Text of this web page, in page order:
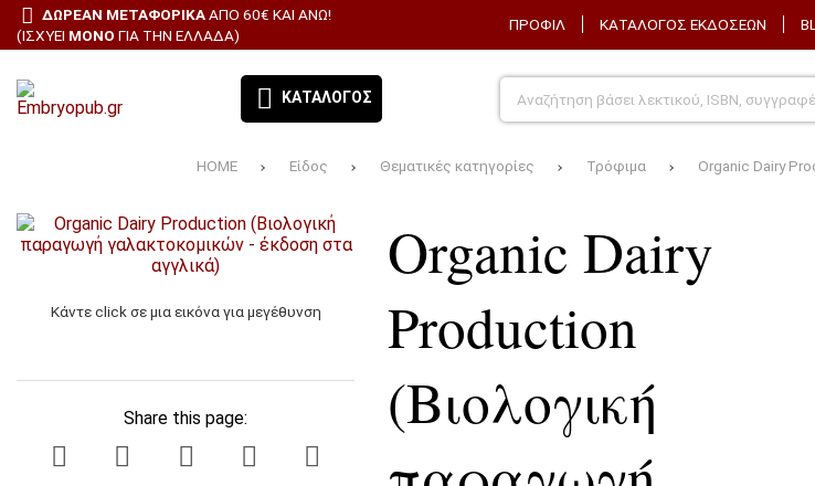
ΔΩΡΕΑΝ ΜΕΤΑΦΟΡΙΚΑΑΠΌ 60€ ΚΑΙ ΆΝΩ!
(ΙΣΧΎΕΙ ΜΌΝΟ ΓΙΑ ΤΗΝ ΕΛΛΆΔΑ)
ΠΡΟΦΊΛ ΚΑΤΆΛΟΓΟΣ ΕΚΔΌΣΕΩΝ
ΚΑΤΆΛΟΓΟΣ
ΘΕΜΑΤΙΚΈΣ ΚΑΤΗΓΟΡΊΕΣ
ΌΛΑ ΤΑ ΠΡΟΪΌΝΤΑ
HOME Είδος Θεματικές κατηγορίες Τρόφιμα Organic Dairy
Κάντε click σε μια εικόνα για μεγέθυνση
Share this page:
Organic Dairy
Production
(Βιολογική